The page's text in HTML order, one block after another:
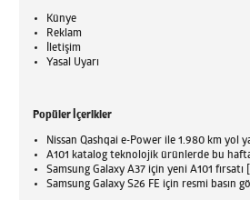
Künye
Reklam
İletişim
Yasal Uyarı
Popüler İçerikler
Nissan Qashqai e-Power ile 1.980 km yol
A101 katalog teknolojik ürünlerde bu
Samsung Galaxy A37 için yeni A101 fırsatı
Samsung Galaxy S26 FE için resmi basın